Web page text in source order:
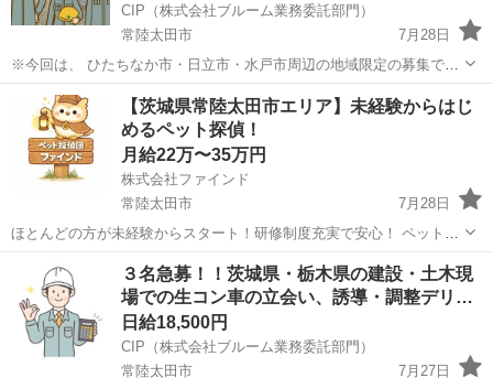
CIP（株式会社ブルーム業務委託部門）
常陸太田市
7月28日
※今回は、 ひたちなか市・日立市・水戸市周辺の地域限定の募集で
す！！！ 早い者勝ちの１名募集！！ ☆遅刻が厳禁ですので、早起きが
苦にならなくて、責任感のある方！！ 未経験でも大歓迎...
茨城 常陸太田市 その他 スタッフ
【茨城県常陸太田市エリア】未経験からはじ
めるペット探偵！
月給22万〜35万円
株式会社ファインド
常陸太田市
7月28日
ほとんどの方が未経験からスタート！研修制度充実で安心！ ペットと
飼い主さんの「再会」を創り出す、やりがいのあるお仕事です！ 私た
ちのビジョン：技術力と飼い主さんへの寄り添いで、日本一の迷子ペ
ット探しサービスを創る！ ...
常陸太田市 その他 スタッフ
３名急募！！茨城県・栃木県の建設・土木現
場での生コン車の立会い、誘導・調整デリ…
日給18,500円
CIP（株式会社ブルーム業務委託部門）
常陸太田市
7月27日